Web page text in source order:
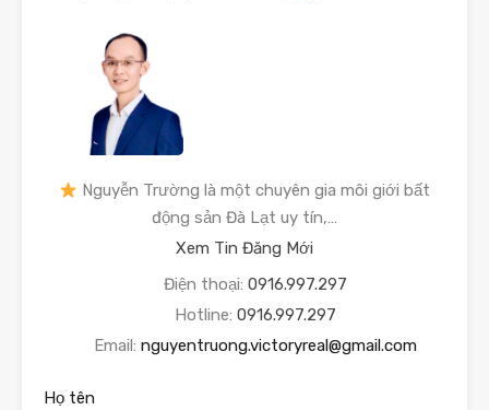
Nguyễn Trường là một chuyên gia môi giới bất
động sản Đà Lạt uy tín,…
Xem Tin Đăng Mới
Điện thoại: 0916.997.297
Hotline: 0916.997.297
Email: nguyentruong.victoryreal@gmail.com
Họ tên